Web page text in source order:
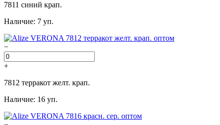
7811 синий крап.
Наличие: 7 уп.
−
+
7812 терракот желт. крап.
Наличие: 16 уп.